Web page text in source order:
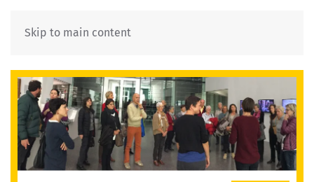
Skip to main content